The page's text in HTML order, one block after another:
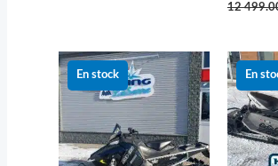
12
En stock
Le
prix
initial
était :
9 999.00 $.
Le
prix
actuel
est :
7 999.00 $.
En